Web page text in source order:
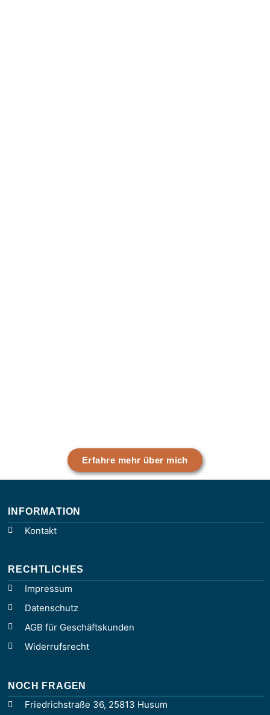
Erfahre mehr über mich
INFORMATION
Kontakt
RECHTLICHES
Impressum
Datenschutz
AGB für Geschäftskunden
Widerrufsrecht
NOCH FRAGEN
Friedrichstraße 36, 25813 Husum